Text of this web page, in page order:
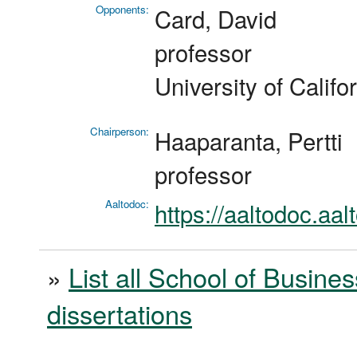
Opponents: Card, David
professor
University of
Chairperson: Haaparanta, Pertti
professor
Aaltodoc: https://
» List all School of
dissertations